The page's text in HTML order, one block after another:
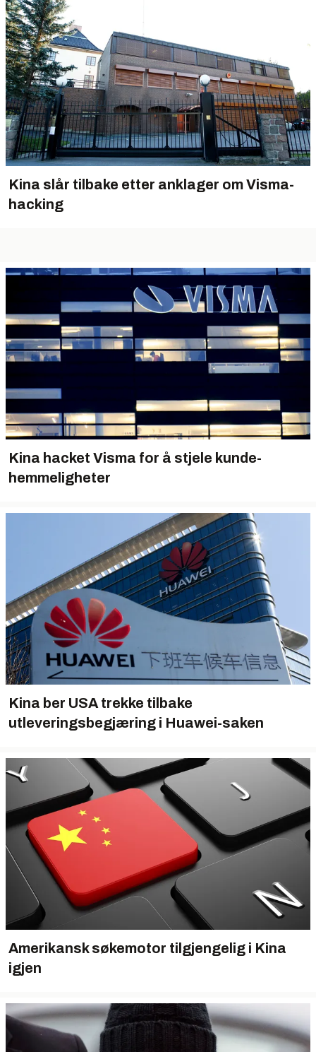
Kina slår tilbake etter anklager om Visma-
hacking
Kina hacket Visma for å stjele kunde­
hemmeligheter
Kina ber USA trekke tilbake
utleveringsbegjæring i Huawei-saken
Amerikansk søkemotor tilgjengelig i Kina
igjen